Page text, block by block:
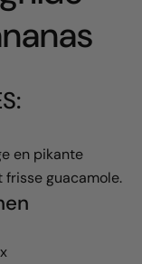
en pikante
frisse guacamole.